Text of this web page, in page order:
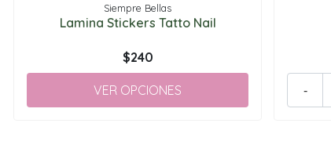
Siempre Bellas
Lamina Stickers Tatto Nail
$240
VER OPCIONES -